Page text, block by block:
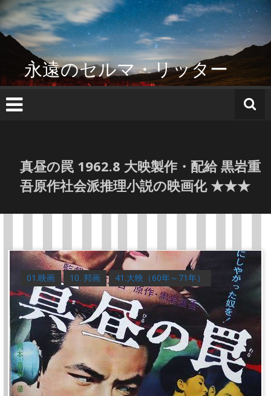
コ
ン
テ
へ
ス
キ
永遠のセルマ・リッター
真昼の罠 1962.8 大映製作・配給 黒岩重
吾原作社会派推理小説の映画化 ★★★
01.映画 10. 邦画 41.大映（60年～71年）